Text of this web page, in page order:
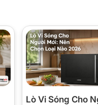
Lò Vi Sóng Cho